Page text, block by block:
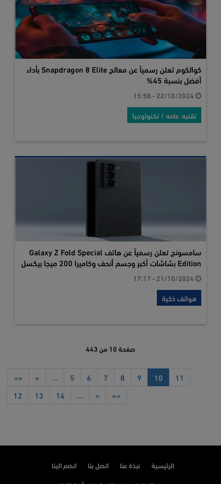
كوالكوم تعلن رسمياً عن معالج Snapdragon 8 Elite بأداء
أفضل بنسبة 45%
تقنيه عامه / تكنولوجيا
سامسونج تعلن رسمياً عن هاتف Galaxy Z Fold Special
Edition بشاشات أكبر وجسم أنحف وكاميرا 200 ميجا بيكسل
هواتف ذكية
صفحة 10 من 443
«« « … 5 6 7 8 9 10
11
12
13 14 … » »»
الرئيسية نبذة عنا اتصل بنا
انضم الينا